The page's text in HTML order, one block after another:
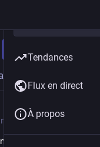
aujourd’hui
dont vous
Tendances
Flux en direct
À propos